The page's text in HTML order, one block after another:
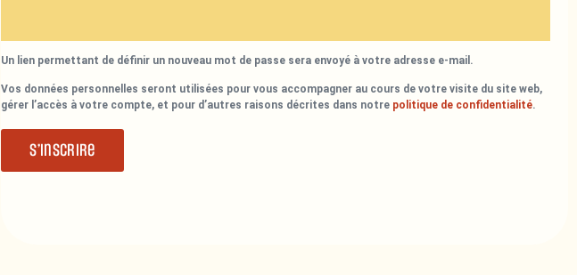
Un lien permettant de définir un nouveau mot de passe sera envoyé à votre adresse e-mail.
Vos données personnelles seront utilisées pour vous accompagner au cours de votre visite du site web,
gérer l’accès à votre compte, et pour d’autres raisons décrites dans notre politique de confidentialité.
S’inscrire